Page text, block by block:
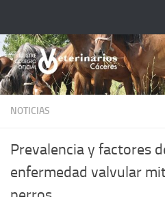
NOTICIAS
Prevalencia y factores
enfermedad valvular